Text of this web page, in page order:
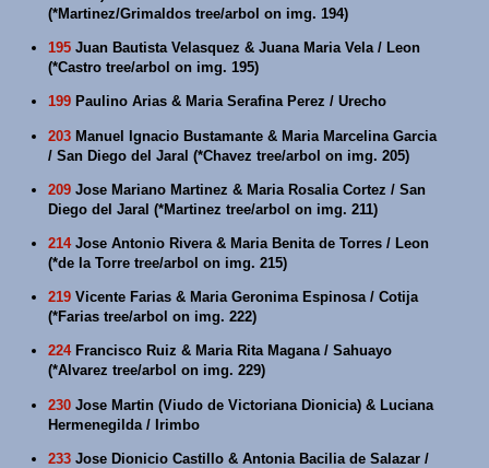
(*Martinez/Grimaldos tree/arbol on img. 194)
195 Juan Bautista Velasquez & Juana Maria Vela / Leon
(*Castro tree/arbol on img. 195)
199 Paulino Arias & Maria Serafina Perez / Urecho
203 Manuel Ignacio Bustamante & Maria Marcelina Garcia
/ San Diego del Jaral (*Chavez tree/arbol on img. 205)
209 Jose Mariano Martinez & Maria Rosalia Cortez / San
Diego del Jaral (*Martinez tree/arbol on img. 211)
214Jose Antonio Rivera & Maria Benita de Torres / Leon
(*de la Torre tree/arbol on img. 215)
219 Vicente Farias & Maria Geronima Espinosa / Cotija
(*Farias tree/arbol on img. 222)
224Francisco Ruiz & Maria Rita Magana / Sahuayo
(*Alvarez tree/arbol on img. 229)
230 Jose Martin (Viudo de Victoriana Dionicia) & Luciana
Hermenegilda / Irimbo
233 Jose Dionicio Castillo & Antonia Bacilia de Salazar /